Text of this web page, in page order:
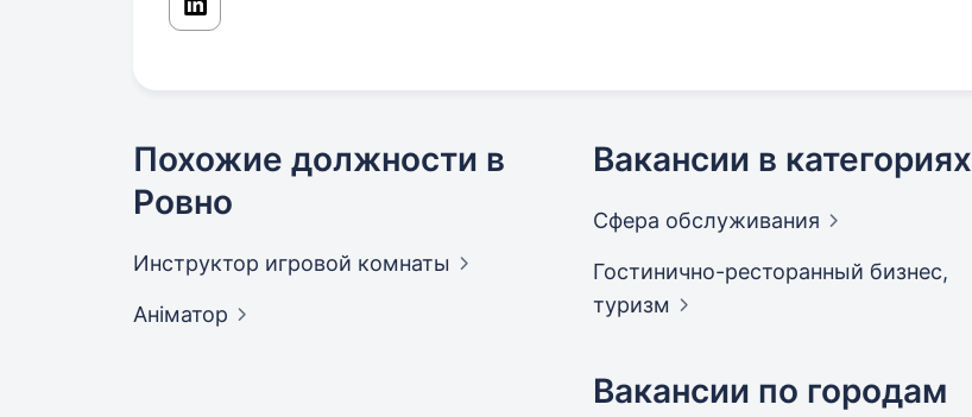
Похожие должности в
Ровно
Инструктор игровой комнаты
Аніматор
Вакансии в категориях
Сфера обслуживания
Гостинично-ресторанный бизнес,
туризм
Вакансии по городам